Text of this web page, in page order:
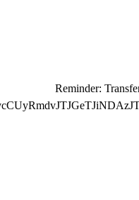
⛏ Reminder: